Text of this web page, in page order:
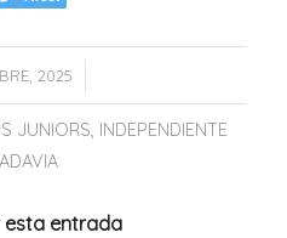
2025
/
JUNIORS, INDEPENDIENTE
esta entrada